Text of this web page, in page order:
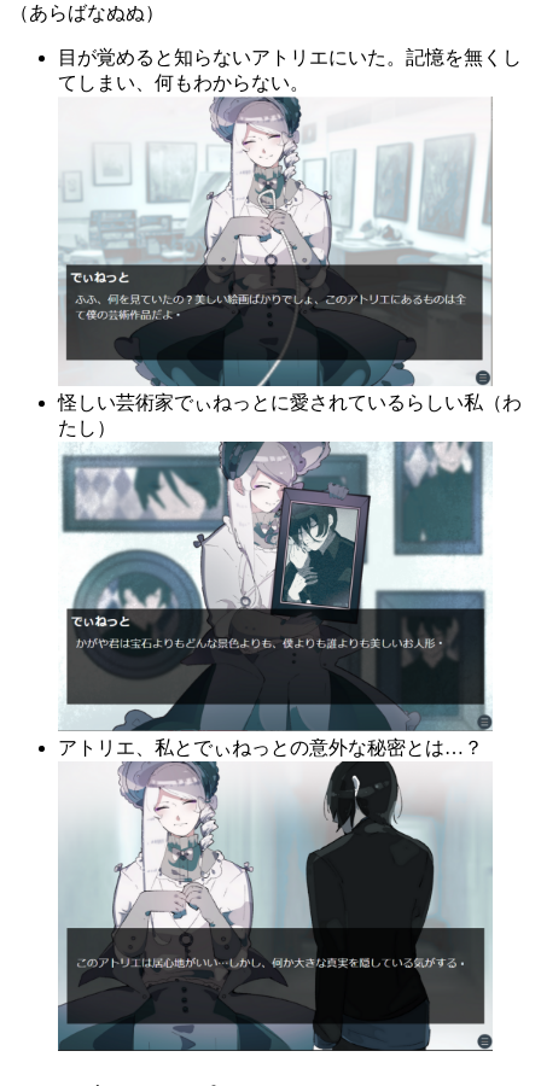
（あらばなぬぬ）
目が覚めると知らないアトリエにいた。記憶を無くし
てしまい、何もわからない。
怪しい芸術家でぃねっとに愛されているらしい私（わ
たし）
アトリエ、私とでぃねっとの意外な秘密とは…？